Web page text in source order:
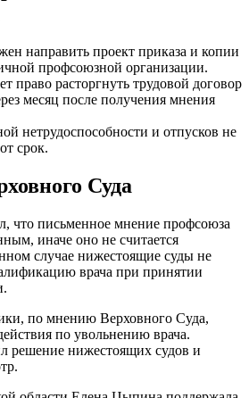
направить проект приказа и копии
профсоюзной организации.
право расторгнуть трудовой договор
месяц после получения мнения
нетрудоспособности и отпусков не
срок.
Суда
что письменное мнение профсоюза
иначе оно не считается
случае нижестоящие суды не
врача при принятии
по мнению Верховного Суда,
по увольнению врача.
решение нижестоящих судов и